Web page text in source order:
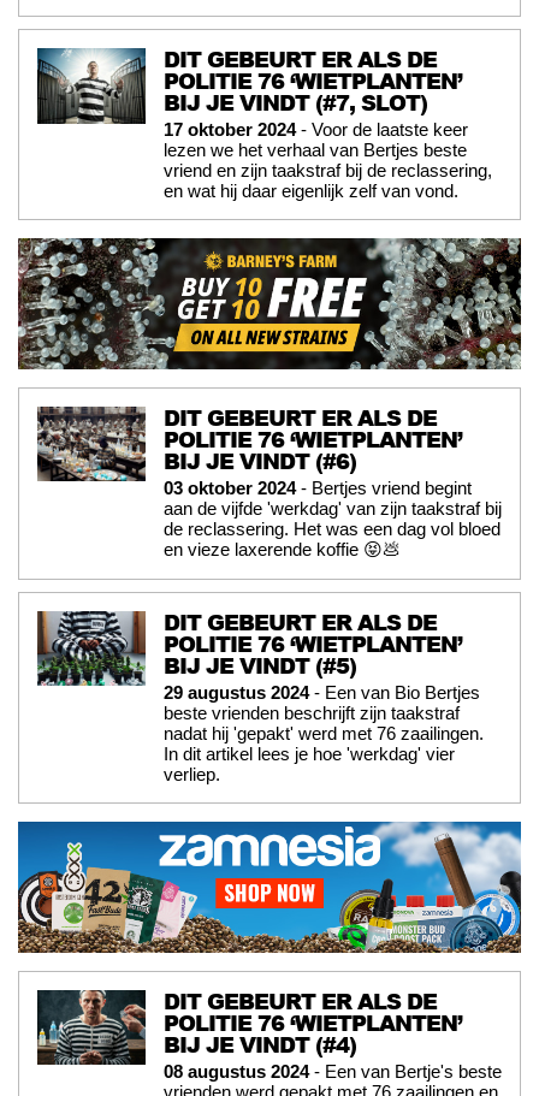
DIT GEBEURT ER ALS DE
POLITIE 76 ‘WIETPLANTEN’
BIJ JE VINDT (#7, SLOT)
17 oktober 2024- Voor de laatste keer
lezen we het verhaal van Bertjes beste
vriend en zijn taakstraf bij de reclassering,
en wat hij daar eigenlijk zelf van vond.
DIT GEBEURT ER ALS DE
POLITIE 76 ‘WIETPLANTEN’
BIJ JE VINDT (#6)
03 oktober 2024- Bertjes vriend begint
aan de vijfde 'werkdag' van zijn taakstraf bij
de reclassering. Het was een dag vol bloed
en vieze laxerende koffie 😝💩
DIT GEBEURT ER ALS DE
POLITIE 76 ‘WIETPLANTEN’
BIJ JE VINDT (#5)
29 augustus 2024- Een van Bio Bertjes
beste vrienden beschrijft zijn taakstraf
nadat hij 'gepakt' werd met 76 zaailingen.
In dit artikel lees je hoe 'werkdag' vier
verliep.
DIT GEBEURT ER ALS DE
POLITIE 76 ‘WIETPLANTEN’
BIJ JE VINDT (#4)
08 augustus 2024- Een van Bertje's beste
vrienden werd gepakt met 76 zaailingen en